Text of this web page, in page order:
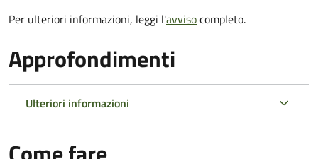
Per ulteriori informazioni, leggi l'avvisocompleto.
Approfondimenti
Ulteriori informazioni